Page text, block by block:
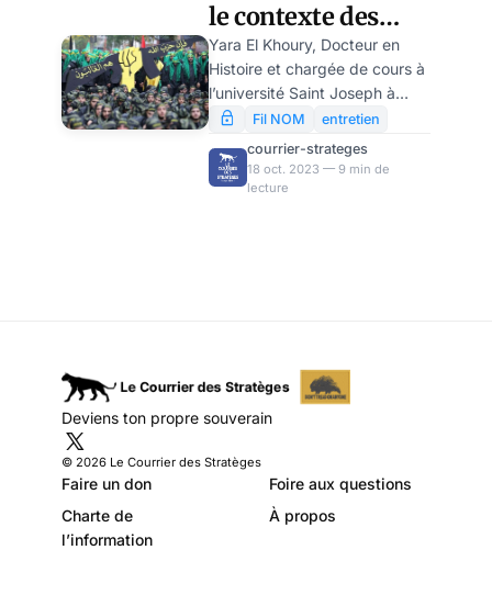
le contexte des
attaques du
Hamas, par Anne-
Lucie Chaigne-
Oudin
Yara El Khoury, Docteur en
Histoire et chargée de cours à
l’université Saint Joseph à
Beyrouth, revient dans cet
entretien sur les réactions du
Hezbollah aux attaques du 7
octobre, sur les relations que
Fil NOM
entretien
courrier-strateges
18 oct. 2023 — 9 min de
lecture
Deviens ton propre souverain
© 2026 Le Courrier des Stratèges
Faire un don
Foire aux questions
Charte de
l’information
À propos